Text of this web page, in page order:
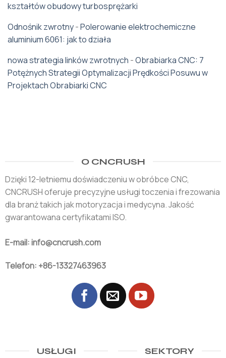
kształtów obudowy turbosprężarki
Odnośnik zwrotny-Polerowanie elektrochemiczne
aluminium 6061: jak to działa
nowa strategia linków zwrotnych -Obrabiarka CNC: 7
Potężnych Strategii Optymalizacji Prędkości Posuwu w
Projektach Obrabiarki CNC
O CNCRUSH
Dzięki 12-letniemu doświadczeniu w obróbce CNC,
CNCRUSH oferuje precyzyjne usługi toczenia i frezowania
dla branż takich jak motoryzacja i medycyna. Jakość
gwarantowana certyfikatami ISO.
E-mail: info@cncrush.com
Telefon: +86-13327463963
USŁUGI
SEKTORY